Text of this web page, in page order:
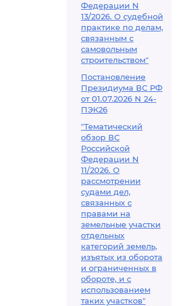
Федерации N
13/2026. О судебной
практике по делам,
связанным с
самовольным
строительством"
Постановление
Президиума ВС РФ
от 01.07.2026 N 24-
ПЭК26
"Тематический
обзор ВС
Российской
Федерации N
11/2026. О
рассмотрении
судами дел,
связанных с
правами на
земельные участки
отдельных
категорий земель,
изъятых из оборота
и ограниченных в
обороте, и с
использованием
таких участков"